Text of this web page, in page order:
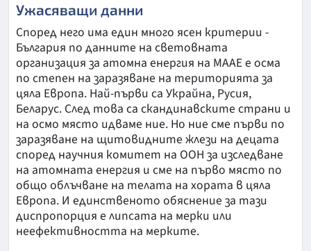
Ужасяващи данни
Според него има един много ясен критерии -
България по данните на световната
организация за атомна енергия на МААЕ е осма
по степен на заразяване на територията за
цяла Европа. Най-първи са Украйна, Русия,
Беларус. След това са скандинавските страни и
на осмо място идваме ние. Но ние сме първи по
заразяване на щитовидните жлези на децата
според научния комитет на ООН за изследване
на атомната енергия и сме на първо място по
общо облъчване на телата на хората в цяла
Европа. И единственото обяснение за тази
диспропорция е липсата на мерки или
неефективността на мерките.